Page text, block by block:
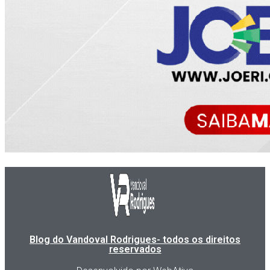
Blog do Vandoval Rodrigues- todos os direitos
reservados